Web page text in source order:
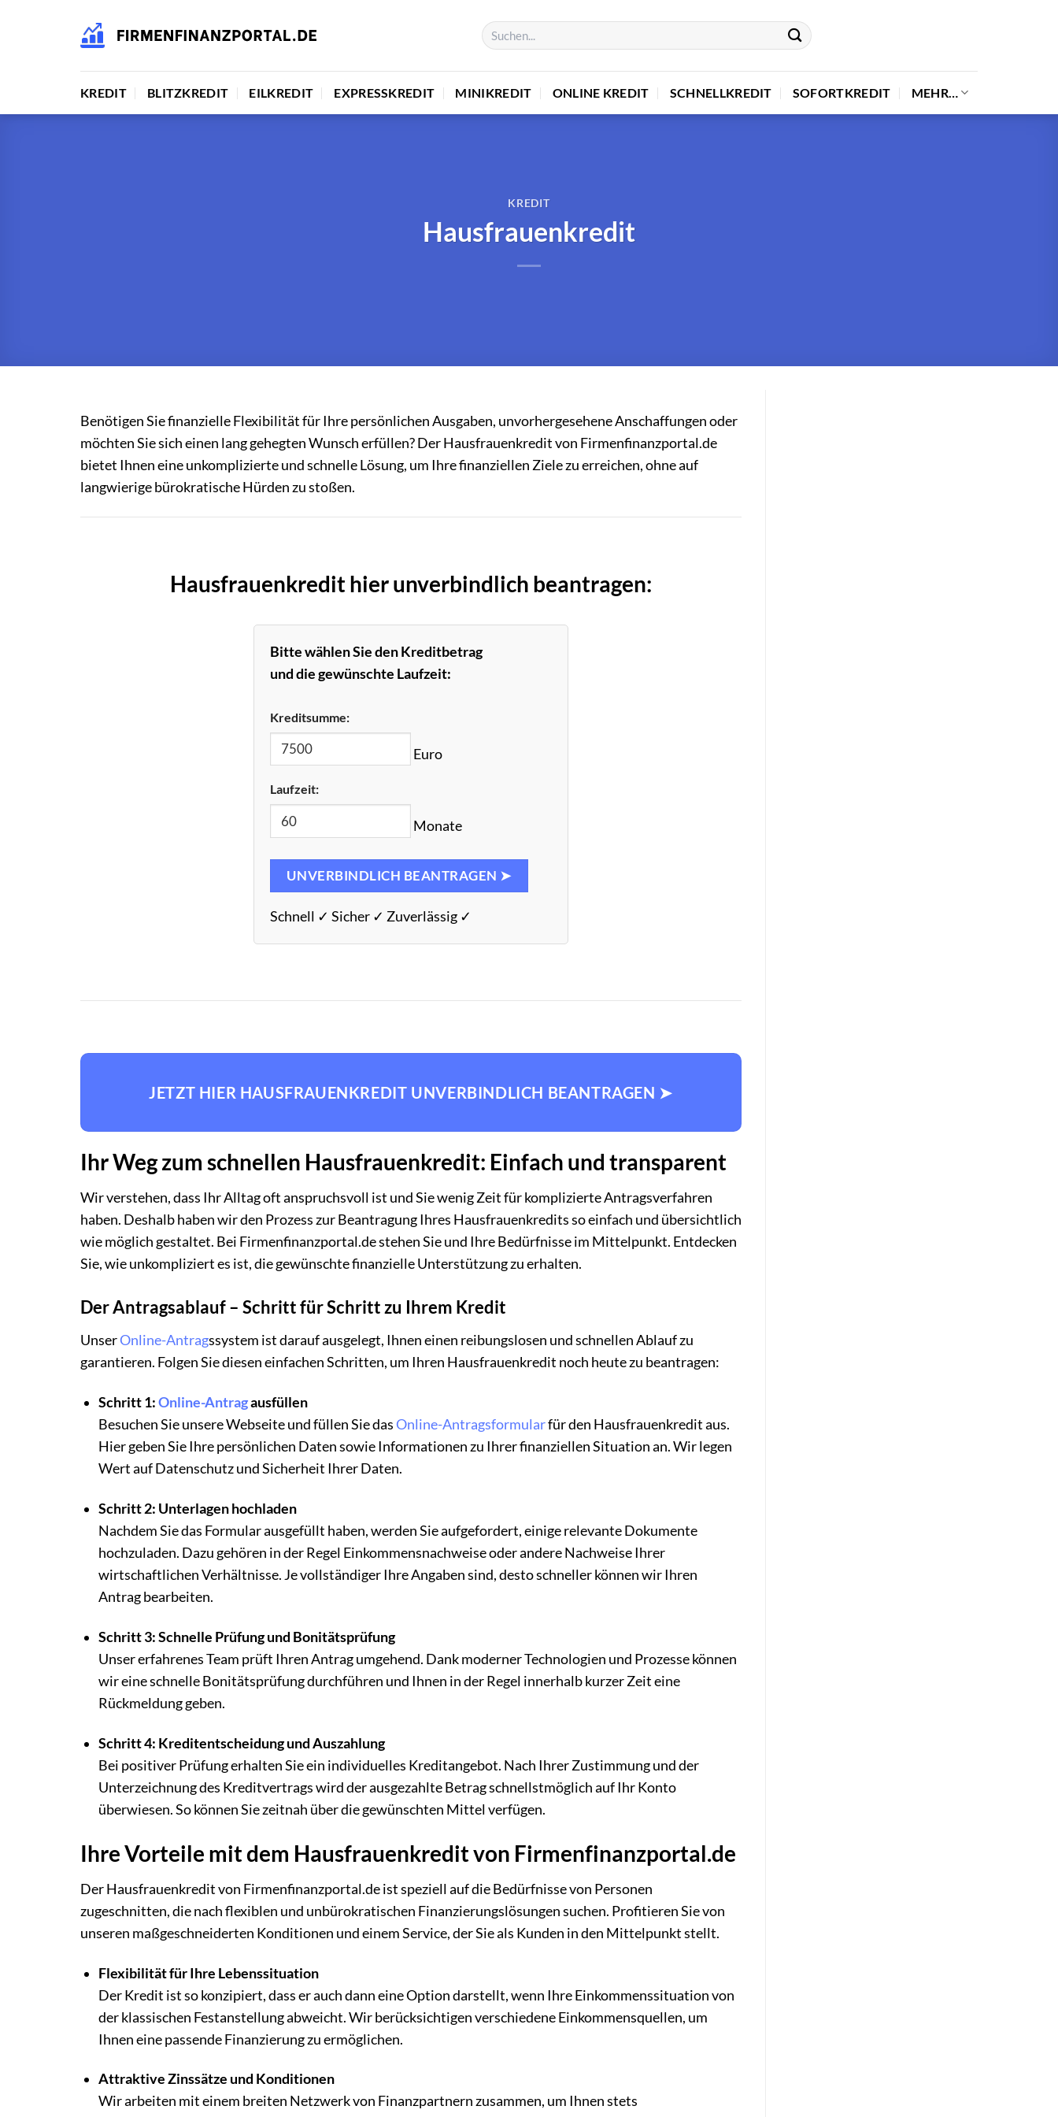
KREDIT BLITZKREDIT EILKREDIT EXPRESSKREDIT MINIKREDIT ONLINE KREDIT SCHNELLKREDIT SOFORTKREDIT MEHR…
KREDIT
Hausfrauenkredit
Benötigen Sie finanzielle Flexibilität für Ihre persönlichen Ausgaben, unvorhergesehene Anschaffungen oder
möchten Sie sich einen lang gehegten Wunsch erfüllen? Der Hausfrauenkredit von Firmenfinanzportal.de
bietet Ihnen eine unkomplizierte und schnelle Lösung, um Ihre finanziellen Ziele zu erreichen, ohne auf
langwierige bürokratische Hürden zu stoßen.
Hausfrauenkredit hier unverbindlich beantragen:
Bitte wählen Sie den Kreditbetrag
und die gewünschte Laufzeit:
Kreditsumme:
Euro
Laufzeit:
Monate
UNVERBINDLICH BEANTRAGEN ➤
Schnell ✓ Sicher ✓ Zuverlässig ✓
JETZT HIER HAUSFRAUENKREDIT UNVERBINDLICH BEANTRAGEN ➤
Ihr Weg zum schnellen Hausfrauenkredit: Einfach und transparent
Wir verstehen, dass Ihr Alltag oft anspruchsvoll ist und Sie wenig Zeit für komplizierte Antragsverfahren
haben. Deshalb haben wir den Prozess zur Beantragung Ihres Hausfrauenkredits so einfach und übersichtlich
wie möglich gestaltet. Bei Firmenfinanzportal.de stehen Sie und Ihre Bedürfnisse im Mittelpunkt. Entdecken
Sie, wie unkompliziert es ist, die gewünschte finanzielle Unterstützung zu erhalten.
Der Antragsablauf – Schritt für Schritt zu Ihrem Kredit
UnserOnline-Antragssystem ist darauf ausgelegt, Ihnen einen reibungslosen und schnellen Ablauf zu
garantieren. Folgen Sie diesen einfachen Schritten, um Ihren Hausfrauenkredit noch heute zu beantragen:
Schritt 1:Online-Antragausfüllen
Besuchen Sie unsere Webseite und füllen Sie dasOnline-Antragsformularfür den Hausfrauenkredit aus.
Hier geben Sie Ihre persönlichen Daten sowie Informationen zu Ihrer finanziellen Situation an. Wir legen
Wert auf Datenschutz und Sicherheit Ihrer Daten.
Schritt 2: Unterlagen hochladen
Nachdem Sie das Formular ausgefüllt haben, werden Sie aufgefordert, einige relevante Dokumente
hochzuladen. Dazu gehören in der Regel Einkommensnachweise oder andere Nachweise Ihrer
wirtschaftlichen Verhältnisse. Je vollständiger Ihre Angaben sind, desto schneller können wir Ihren
Antrag bearbeiten.
Schritt 3: Schnelle Prüfung und Bonitätsprüfung
Unser erfahrenes Team prüft Ihren Antrag umgehend. Dank moderner Technologien und Prozesse können
wir eine schnelle Bonitätsprüfung durchführen und Ihnen in der Regel innerhalb kurzer Zeit eine
Rückmeldung geben.
Schritt 4: Kreditentscheidung und Auszahlung
Bei positiver Prüfung erhalten Sie ein individuelles Kreditangebot. Nach Ihrer Zustimmung und der
Unterzeichnung des Kreditvertrags wird der ausgezahlte Betrag schnellstmöglich auf Ihr Konto
überwiesen. So können Sie zeitnah über die gewünschten Mittel verfügen.
Ihre Vorteile mit dem Hausfrauenkredit von Firmenfinanzportal.de
Der Hausfrauenkredit von Firmenfinanzportal.de ist speziell auf die Bedürfnisse von Personen
zugeschnitten, die nach flexiblen und unbürokratischen Finanzierungslösungen suchen. Profitieren Sie von
unseren maßgeschneiderten Konditionen und einem Service, der Sie als Kunden in den Mittelpunkt stellt.
Flexibilität für Ihre Lebenssituation
Der Kredit ist so konzipiert, dass er auch dann eine Option darstellt, wenn Ihre Einkommenssituation von
der klassischen Festanstellung abweicht. Wir berücksichtigen verschiedene Einkommensquellen, um
Ihnen eine passende Finanzierung zu ermöglichen.
Attraktive Zinssätze und Konditionen
Wir arbeiten mit einem breiten Netzwerk von Finanzpartnern zusammen, um Ihnen stets